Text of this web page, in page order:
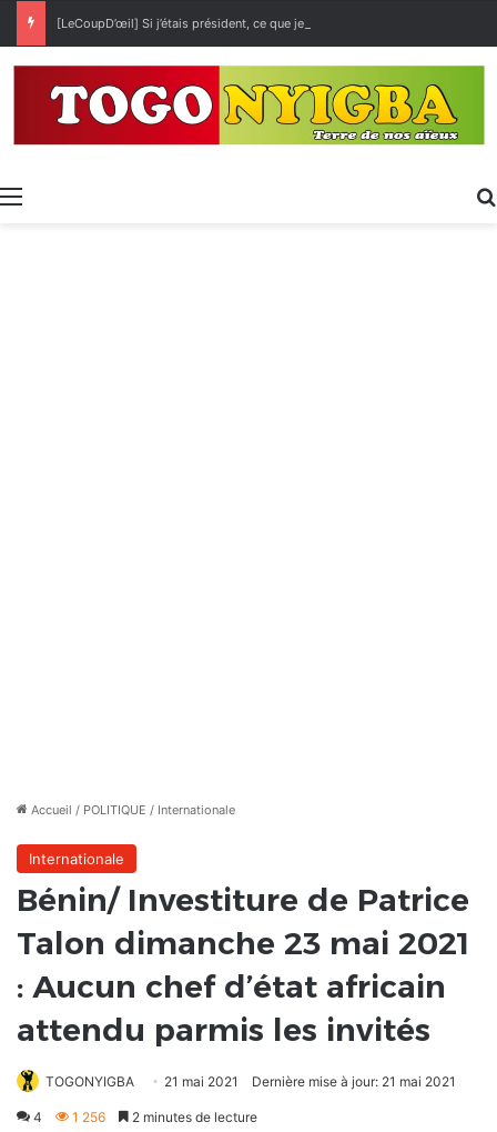
[LeCoupD’œil] Si j’étais président, ce que je ferai des « Évalas »
Menu
Accueil / POLITIQUE / Internationale
Internationale
Bénin/ Investiture de Patrice
Talon dimanche 23 mai 2021
: Aucun chef d’état africain
attendu parmis les invités
TOGONYIGBA 21 mai 2021 Dernière mise à jour: 21 mai 2021
4 1 256 2 minutes de lecture